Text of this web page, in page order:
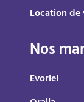
Location de
Nos
Evoriel